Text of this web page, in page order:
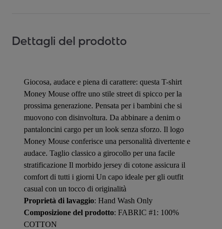
Dettagli del prodotto
Giocosa, audace e piena di carattere: questa T-shirt
Money Mouse offre uno stile street di spicco per la
prossima generazione. Pensata per i bambini che si
muovono con disinvoltura. Da abbinare a denim o
pantaloncini cargo per un look senza sforzo. Il logo
Money Mouse conferisce una personalità divertente e
audace. Taglio classico a girocollo per una facile
stratificazione Il morbido jersey di cotone assicura il
comfort di tutti i giorni Un capo ideale per gli outfit
casual con un tocco di originalità
Proprietà di lavaggio: Hand Wash Only
Composizione del prodotto: FABRIC #1: 100%
COTTON